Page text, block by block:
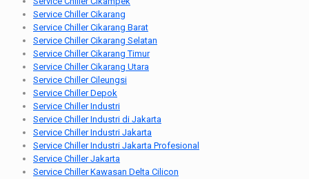
Service Chiller Cikarang
Service Chiller Cikarang Barat
Service Chiller Cikarang Selatan
Service Chiller Cikarang Timur
Service Chiller Cikarang Utara
Service Chiller Cileungsi
Service Chiller Depok
Service Chiller Industri
Service Chiller Industri di Jakarta
Service Chiller Industri Jakarta
Service Chiller Industri Jakarta Profesional
Service Chiller Jakarta
Service Chiller Kawasan Delta Cilicon